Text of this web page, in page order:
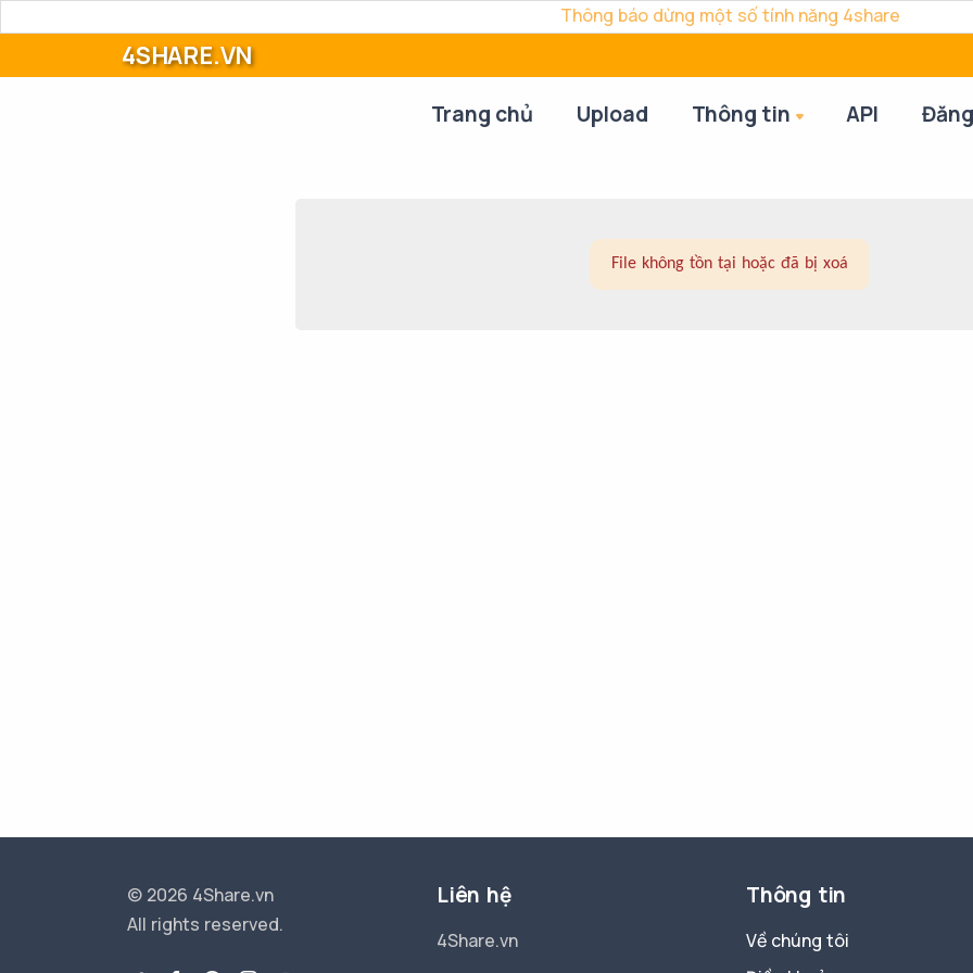
Thông báo dừng một số tính năng 4share
4SHARE.VN
Trang chủ Upload Thông tin API
File không tồn tại hoặc đã bị xoá
© 2026 4Share.vn
All rights reserved.
Liên hệ
4Share.vn
Thông tin
Về chúng tôi